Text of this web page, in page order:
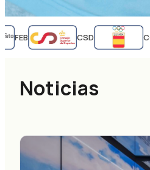
FEB CSD COE
Noticias